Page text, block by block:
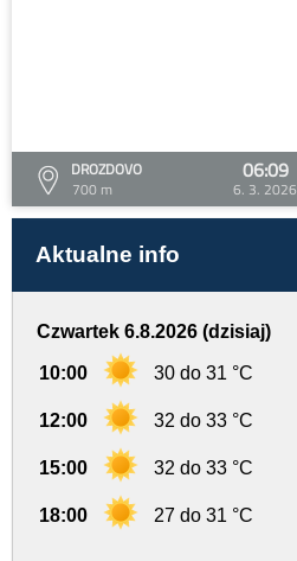
DROZDOVO
700 m
06:09
6. 3. 2026
Aktualne info
Czwartek 6.8.2026 (dzisiaj)
10:00 30 do 31 °C
12:00 32 do 33 °C
15:00 32 do 33 °C
18:00 27 do 31 °C